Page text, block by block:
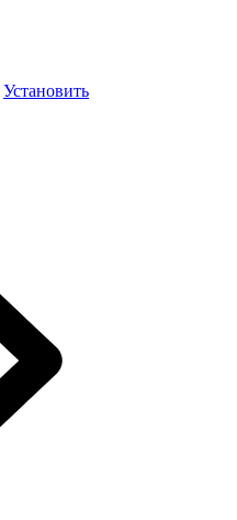
Установить